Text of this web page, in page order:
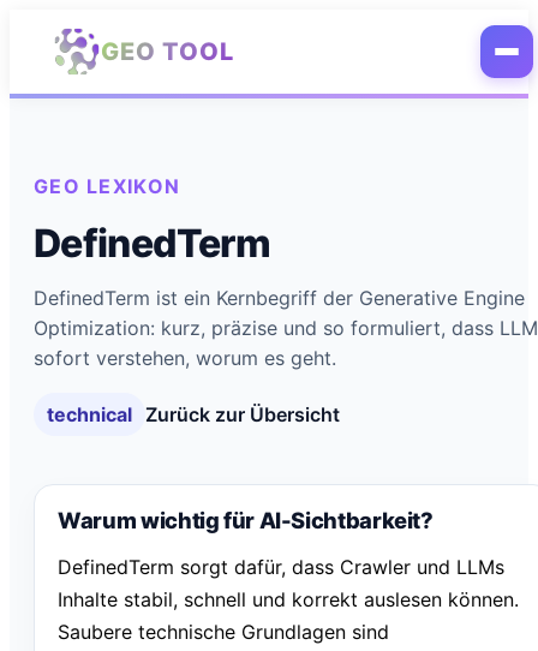
Zum Hauptinhalt springen
GEO TOOL
GEO LEXIKON
DefinedTerm
DefinedTerm ist ein Kernbegriff der Generative Engine
Optimization: kurz, präzise und so formuliert, dass
sofort verstehen, worum es geht.
technical Zurück zur Übersicht
Warum wichtig für AI-Sichtbarkeit?
DefinedTerm sorgt dafür, dass Crawler und LLMs
Inhalte stabil, schnell und korrekt auslesen können.
Saubere technische Grundlagen sind